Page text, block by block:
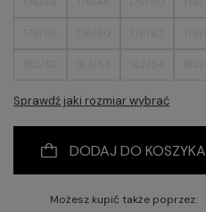
182/64
Sprawdź jaki rozmiar wybrać
DODAJ DO KOSZYKA
Możesz kupić także poprzez: